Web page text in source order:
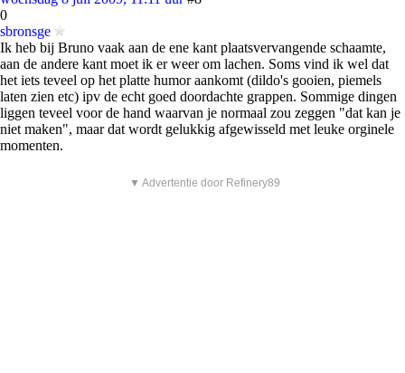
0
sbronsge
Ik heb bij Bruno vaak aan de ene kant plaatsvervangende schaamte,
aan de andere kant moet ik er weer om lachen. Soms vind ik wel dat
het iets teveel op het platte humor aankomt (dildo's gooien, piemels
laten zien etc) ipv de echt goed doordachte grappen. Sommige dingen
liggen teveel voor de hand waarvan je normaal zou zeggen "dat kan je
niet maken", maar dat wordt gelukkig afgewisseld met leuke orginele
momenten.
▼ Advertentie door Refinery89